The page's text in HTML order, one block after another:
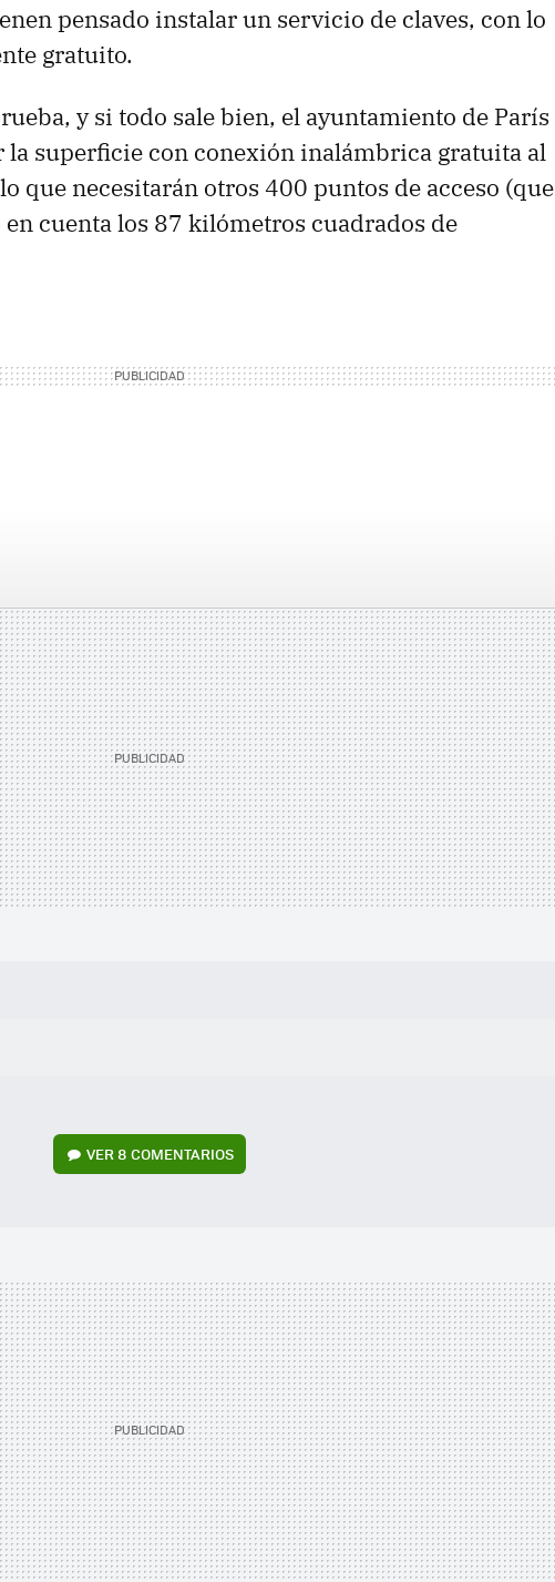
pensado instalar un servicio de claves, con lo
gratuito.
y si todo sale bien, el ayuntamiento de París
la superficie con conexión inalámbrica gratuita al
que necesitarán otros 400 puntos de acceso (que
cuenta los 87 kilómetros cuadrados de
VER8 COMENTARIOS